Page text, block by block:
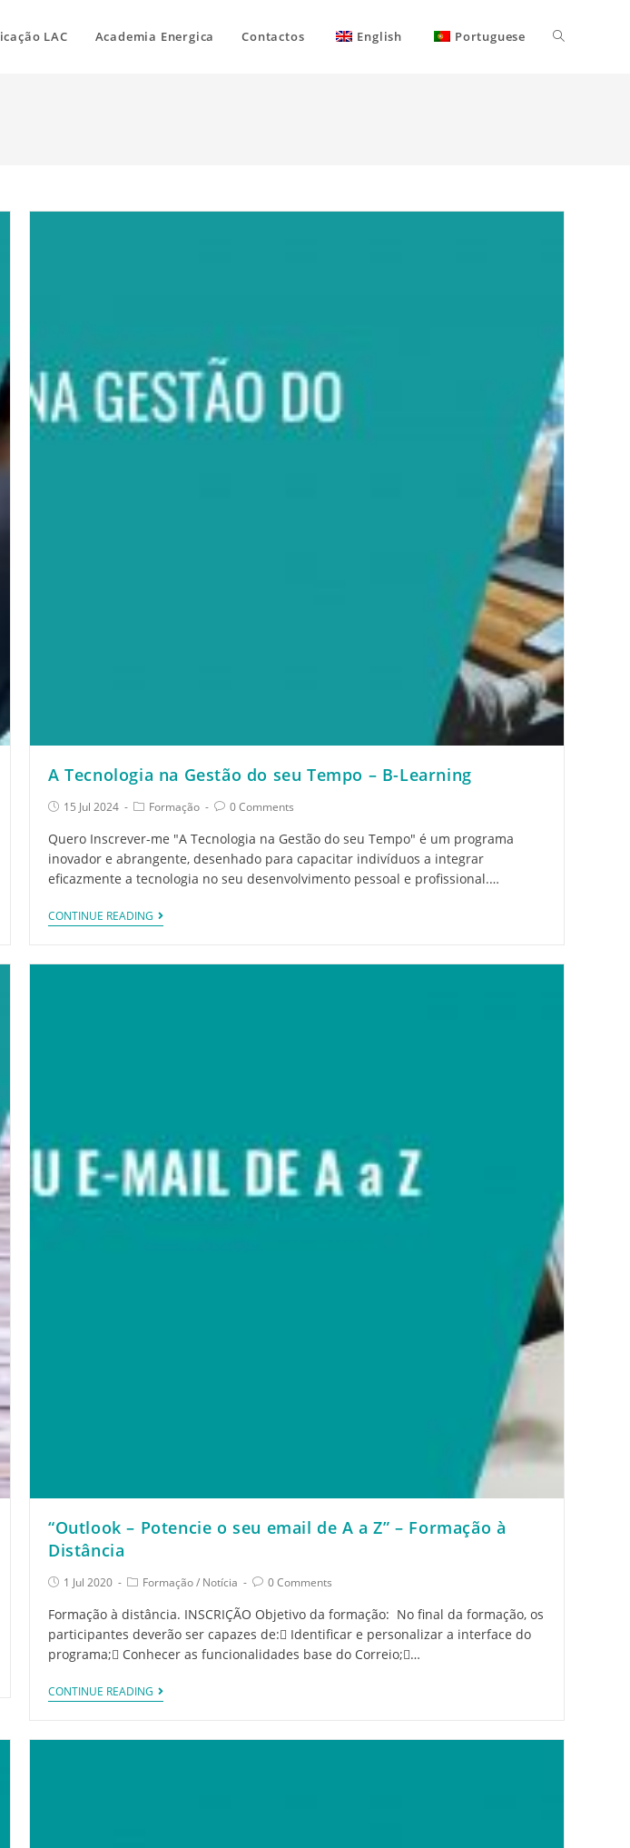
LAC Academia Energica Contactos English Portuguese
A Tecnologia na Gestão do seu Tempo – B-Learning
15 Jul 2024 Formação 0 Comments
Quero Inscrever-me "A Tecnologia na Gestão do seu Tempo" é um programa
inovador e abrangente, desenhado para capacitar indivíduos a integrar
eficazmente a tecnologia no seu desenvolvimento pessoal e profissional.…
CONTINUE READING
“Outlook – Potencie o seu email de A a Z” – Formação à
Distância
1 Jul 2020 Formação/ Notícia 0 Comments
Formação à distância. INSCRIÇÃO Objetivo da formação: No final da formação, os
participantes deverão ser capazes de: Identificar e personalizar a interface do
programa; Conhecer as funcionalidades base do Correio;…
CONTINUE READING